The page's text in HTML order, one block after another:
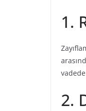
1.
2.